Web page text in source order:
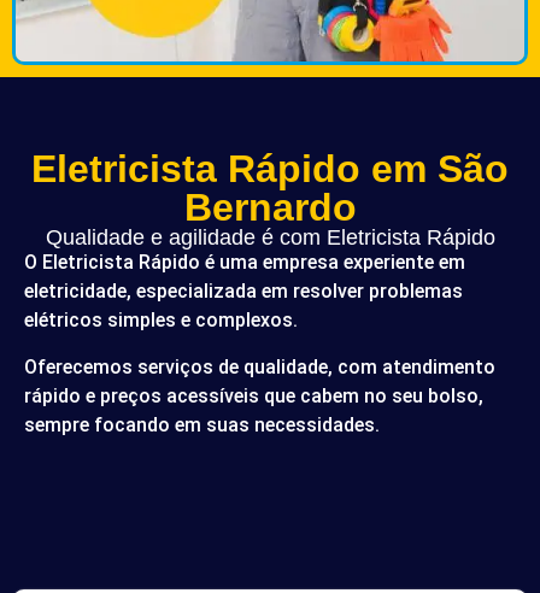
Eletricista Rápido em São
Bernardo
Qualidade e agilidade é com Eletricista Rápido
O Eletricista Rápido é uma empresa experiente em
eletricidade, especializada em resolver problemas
elétricos simples e complexos.
Oferecemos serviços de qualidade, com atendimento
rápido e preços acessíveis que cabem no seu bolso,
sempre focando em suas necessidades.